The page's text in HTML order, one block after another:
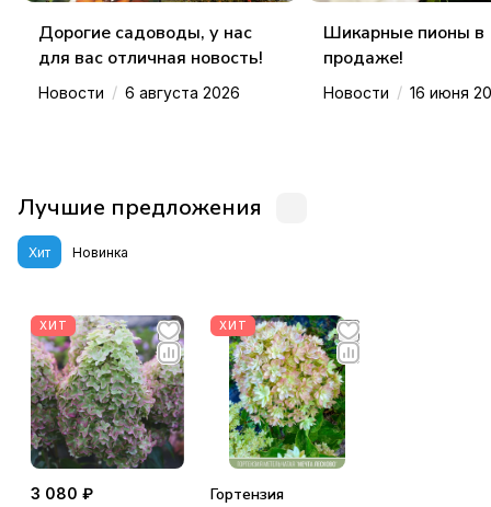
Дорогие садоводы, у нас
для вас отличная новость!
Новости / 6 августа 2026
Шикарные пионы в
продаже!
Новости / 16 июня
Лучшие предложения
Хит Новинка
ХИТ
3 080 ₽
ХИТ
Гортензия